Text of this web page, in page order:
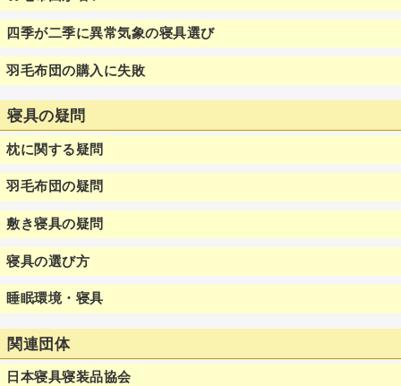
四季が二季に異常気象の寝具選び
羽毛布団の購入に失敗
寝具の疑問
枕に関する疑問
羽毛布団の疑問
敷き寝具の疑問
寝具の選び方
睡眠環境・寝具
関連団体
日本寝具寝装品協会